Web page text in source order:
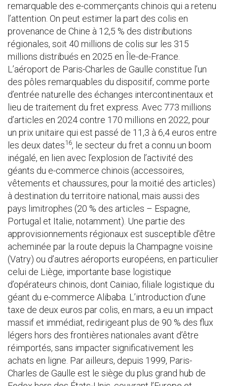
remarquable des e-commerçants chinois qui a retenu
l’attention. On peut estimer la part des colis en
provenance de Chine à 12,5 % des distributions
régionales, soit 40 millions de colis sur les 315
millions distribués en 2025 en Île-de-France.
L’aéroport de Paris-Charles de Gaulle constitue l’un
des pôles remarquables du dispositif, comme porte
d’entrée naturelle des échanges intercontinentaux et
lieu de traitement du fret express. Avec 773 millions
d’articles en 2024 contre 170 millions en 2022, pour
un prix unitaire qui est passé de 11,3 à 6,4 euros entre
les deux dates16, le secteur du fret a connu un boom
inégalé, en lien avec l’explosion de l’activité des
géants du e-commerce chinois (accessoires,
vêtements et chaussures, pour la moitié des articles)
à destination du territoire national, mais aussi des
pays limitrophes (20 % des articles – Espagne,
Portugal et Italie, notamment). Une partie des
approvisionnements régionaux est susceptible d’être
acheminée par la route depuis la Champagne voisine
(Vatry) ou d’autres aéroports européens, en particulier
celui de Liège, importante base logistique
d’opérateurs chinois, dont Cainiao, filiale logistique du
géant du e-commerce Alibaba. L’introduction d’une
taxe de deux euros par colis, en mars, a eu un impact
massif et immédiat, redirigeant plus de 90 % des flux
légers hors des frontières nationales avant d’être
réimportés, sans impacter significativement les
achats en ligne. Par ailleurs, depuis 1999, Paris-
Charles de Gaulle est le siège du plus grand hub de